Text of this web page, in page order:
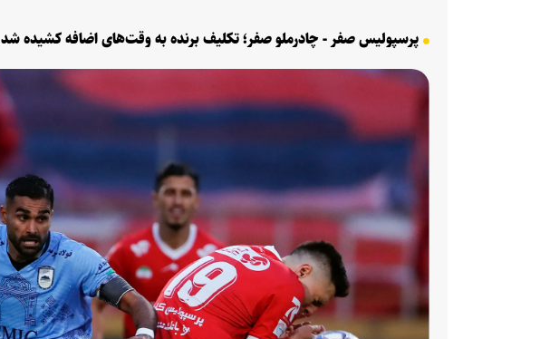
پرسپولیس صفر - چادرملو صفر؛ تکلیف برنده به وقت‌های اضافه کشیده شد